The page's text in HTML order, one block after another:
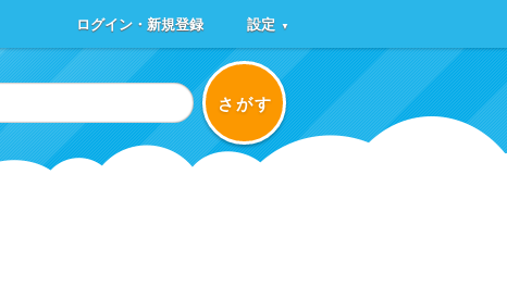
ログイン・新規登録 設定 ▼
さがす